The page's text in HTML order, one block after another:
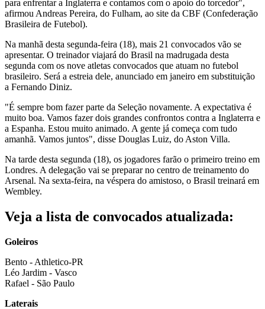
para enfrentar a Inglaterra e contamos com o apoio do torcedor",
afirmou Andreas Pereira, do Fulham, ao site da CBF (Confederação
Brasileira de Futebol).
Na manhã desta segunda-feira (18), mais 21 convocados vão se
apresentar. O treinador viajará do Brasil na madrugada desta
segunda com os nove atletas convocados que atuam no futebol
brasileiro. Será a estreia dele, anunciado em janeiro em substituição
a Fernando Diniz.
"É sempre bom fazer parte da Seleção novamente. A expectativa é
muito boa. Vamos fazer dois grandes confrontos contra a Inglaterra e
a Espanha. Estou muito animado. A gente já começa com tudo
amanhã. Vamos juntos", disse Douglas Luiz, do Aston Villa.
Na tarde desta segunda (18), os jogadores farão o primeiro treino em
Londres. A delegação vai se preparar no centro de treinamento do
Arsenal. Na sexta-feira, na véspera do amistoso, o Brasil treinará em
Wembley.
Veja a lista de convocados atualizada:
Goleiros
Bento - Athletico-PR
Léo Jardim - Vasco
Rafael - São Paulo
Laterais